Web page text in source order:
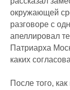
окружающей
разговоре с
апеллировал
Патриарха
каких
После того,